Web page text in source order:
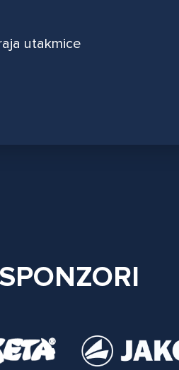
utakmice
SPONZORI